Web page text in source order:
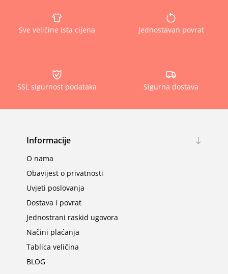
Sve veličine ista cijena Jednostavan povrat
SSL sigurnost podataka Sigurna dostava
Informacije
O nama
Obavijest o privatnosti
Uvjeti poslovanja
Dostava i povrat
Jednostrani raskid ugovora
Načini plaćanja
Tablica veličina
BLOG